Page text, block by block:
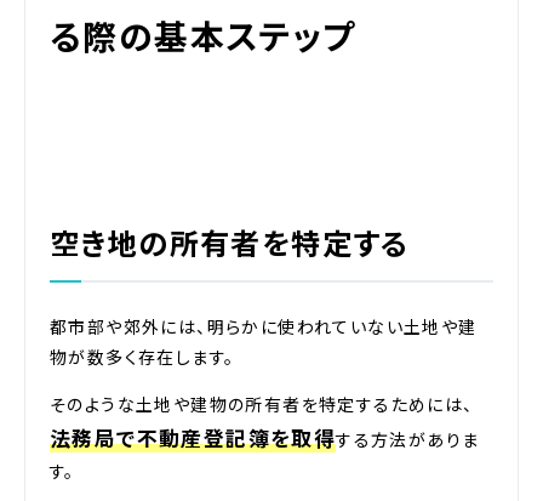
る際の基本ステップ
空き地の所有者を特定する
都市部や郊外には、明らかに使われていない土地や建
物が数多く存在します。
そのような土地や建物の所有者を特定するためには、
法務局で不動産登記簿を取得する方法がありま
す。